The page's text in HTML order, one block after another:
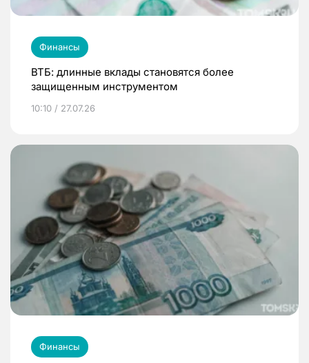
Финансы
ВТБ: длинные вклады становятся более
защищенным инструментом
10:10 / 27.07.26
Финансы